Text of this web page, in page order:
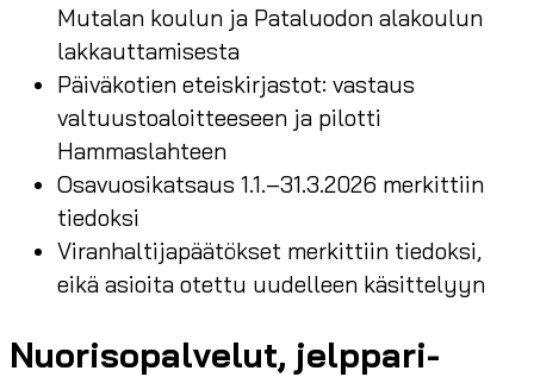
Mutalan koulun ja Pataluodon alakoulun
lakkauttamisesta
Päiväkotien eteiskirjastot: vastaus
valtuustoaloitteeseen ja pilotti
Hammaslahteen
Osavuosikatsaus 1.1.–31.3.2026 merkittiin
tiedoksi
Viranhaltijapäätökset merkittiin tiedoksi,
eikä asioita otettu uudelleen käsittelyyn
Nuorisopalvelut, jelppari-